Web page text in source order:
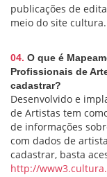
publicações de
meio do site
04. O que é
Profissionais de
cadastrar?
Desenvolvido e
de Artistas tem
de informações
com dados de
cadastrar, basta
http://